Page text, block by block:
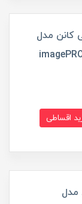
کانن مدل
مدل